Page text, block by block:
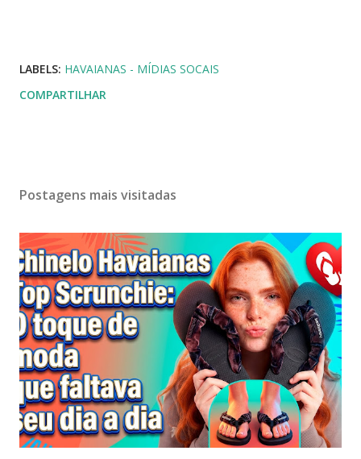
LABELS: HAVAIANAS - MÍDIAS SOCAIS
COMPARTILHAR
Postagens mais visitadas